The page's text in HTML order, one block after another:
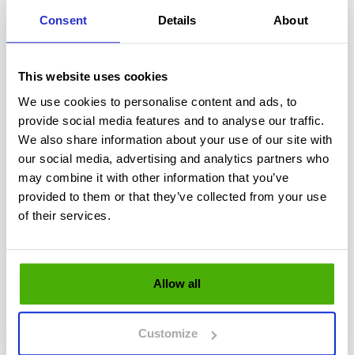
Consent Details About
This website uses cookies
We use cookies to personalise content and ads, to
provide social media features and to analyse our traffic.
We also share information about your use of our site with
our social media, advertising and analytics partners who
may combine it with other information that you’ve
provided to them or that they’ve collected from your use
of their services.
Allow all
Customize
rekrutacja zawiera szczegółowe wytyczne dla
Warto regularnie sprawdzać aktualności na stronie
www.uni.lodz.pl, aby być na bieżąco z wszelkimi
zmianami i dodatkowymi informacjami. Kontakt z
uczelnią jest możliwy pod numerem telefonu 42 635
40 00 lub adresem e-mailrekrutacja@uni.lodz.pl
Uniwersytet Łódzki mieści się pod adresem ul.
dla wszystkich. W przypadku pytań dotyczących